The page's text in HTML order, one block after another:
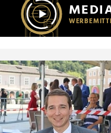
Daten zusammen, die